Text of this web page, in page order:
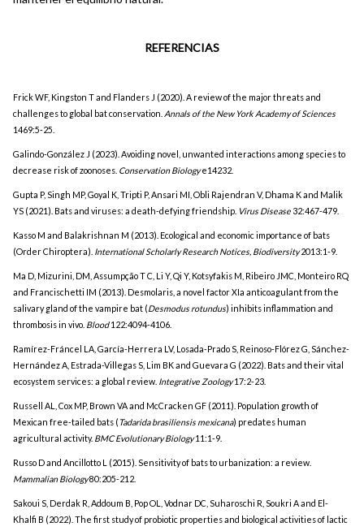
REFERENCIAS
Frick WF, Kingston T and Flanders J (2020). A review of the major threats and
challenges to global bat conservation. Annals of the New York Academy of Sciences
1469:5-25.
Galindo-González J (2023). Avoiding novel, unwanted interactions among species to
decrease risk of zoonoses. Conservation Biologye14232.
Gupta P, Singh MP, Goyal K, Tripti P, Ansari MI, Obli Rajendran V, Dhama K and Malik
YS (2021). Bats and viruses: a death-defying friendship. Virus Disease 32:467-479.
Kasso M and Balakrishnan M (2013). Ecological and economic importance of bats
(Order Chiroptera). International Scholarly Research Notices, Biodiversity2013:1-9.
Ma D, Mizurini, DM, Assumpção T C, Li Y, Qi Y, Kotsyfakis M, Ribeiro JMC, Monteiro RQ
and Francischetti IM (2013). Desmolaris, a novel factor XIa anticoagulant from the
salivary gland of the vampire bat (Desmodus rotundus) inhibits inflammation and
thrombosis in vivo. Blood122:4094-4106.
Ramírez-Fráncel LA, García-Herrera LV, Losada-Prado S, Reinoso-Flórez G, Sánchez-
Hernández A, Estrada-Villegas S, Lim BK and Guevara G (2022). Bats and their vital
ecosystem services: a global review. Integrative Zoology17:2-23.
Russell AL, Cox MP, Brown VA and McCracken GF (2011). Population growth of
Mexican free-tailed bats ( Tadarida brasiliensis mexicana) predates human
agricultural activity. BMC Evolutionary Biology11:1-9.
Russo D and Ancillotto L (2015). Sensitivity of bats to urbanization: a review.
Mammalian Biology80:205-212.
Sakoui S, Derdak R, Addoum B, Pop OL, Vodnar DC, Suharoschi R, Soukri A and El-
Khalfi B (2022). The first study of probiotic properties and biological activities of lactic